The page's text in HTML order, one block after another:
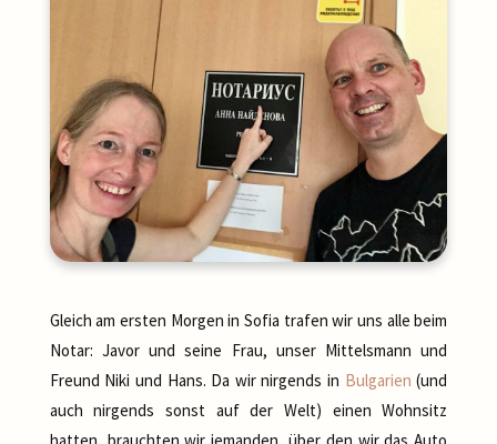
Gleich am ersten Morgen in Sofia trafen wir uns alle beim
Notar: Javor und seine Frau, unser Mittelsmann und
Freund Niki und Hans. Da wir nirgends in Bulgarien (und
auch nirgends sonst auf der Welt) einen Wohnsitz
hatten, brauchten wir jemanden, über den wir das Auto